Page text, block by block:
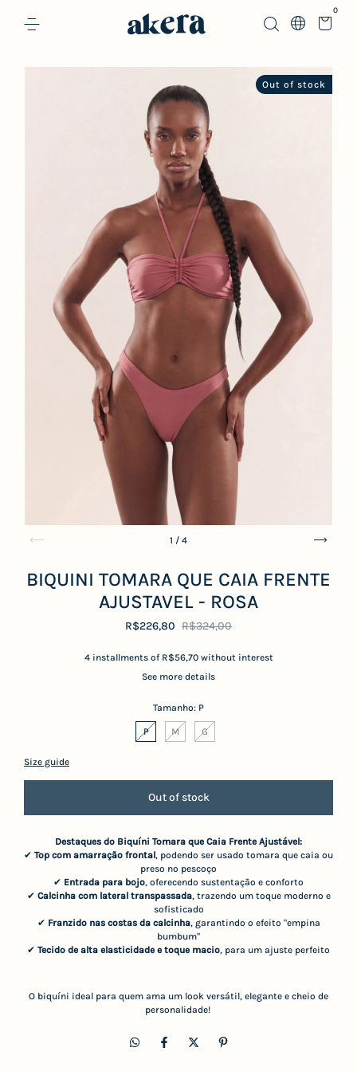
0
Out of stock
1 / 4
BIQUINI TOMARA QUE CAIA FRENTE
AJUSTAVEL - ROSA
R$226,80 R$324,00
4 installments of R$56,70 without interest
See more details
Tamanho: P
P M G
Size guide
Destaques do Biquíni Tomara que Caia Frente Ajustável:
✔ Top com amarração frontal, podendo ser usado tomara que caia ou
preso no pescoço
✔ Entrada para bojo, oferecendo sustentação e conforto
✔ Calcinha com lateral transpassada, trazendo um toque moderno e
sofisticado
✔ Franzido nas costas da calcinha, garantindo o efeito "empina
bumbum"
✔ Tecido de alta elasticidade e toque macio, para um ajuste perfeito
O biquíni ideal para quem ama um look versátil, elegante e cheio de
personalidade!